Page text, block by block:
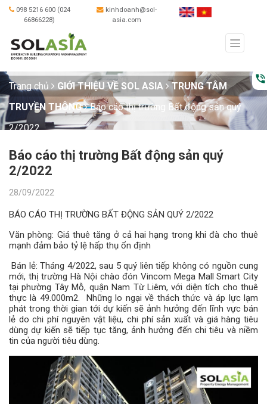
098 5216 600 (024
66866228)
kinhdoanh@sol-
asia.com
phone_in_talk
Trang chủ GIỚI THIỆU VỀ SOL ASIA
TRUNG TÂM
TRUYỀN THÔNG
Báo cáo thị trường Bất động sản quý
2/2022
Báo cáo thị trường Bất động sản quý
2/2022
28/09/2022
BÁO CÁO THỊ TRƯỜNG BẤT ĐỘNG SẢN QUÝ 2/2022
Văn phòng: Giá thuê tăng ở cả hai hạng trong khi đà cho thuê
mạnh đảm bảo tỷ lệ hấp thụ ổn định
Bán lẻ: Tháng 4/2022, sau 5 quý liên tiếp không có nguồn cung
mới, thị trường Hà Nội chào đón Vincom Mega Mall Smart City
tại phường Tây Mỗ, quận Nam Từ Liêm, với diện tích cho thuê
thực là 49.000m2. Những lo ngại về thách thức và áp lực lạm
phát trong thời gian tới dự kiến ​​sẽ ảnh hưởng đến lĩnh vực bán
lẻ do chi phí nguyên vật liệu, chi phí sản xuất và giá hàng tiêu
dùng dự kiến ​​sẽ tiếp tục tăng, ảnh hưởng đến chi tiêu và niềm
tin của người tiêu dùng.